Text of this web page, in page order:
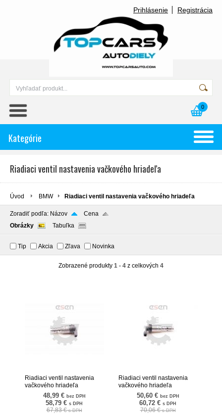
Prihlásenie Registrácia
0
Kategórie
Riadiaci ventil nastavenia vačkového hriadeľa
Úvod BMW Riadiaci ventil nastavenia vačkového hriadeľa
Zoradiť podľa: Názov
Cena
Obrázky
Tabuľka
Tip Akcia Zľava Novinka
Zobrazené produkty 1 - 4 z celkových 4
Riadiaci ventil nastavenia
vačkového hriadeľa
11367560462 39SKV013
48,99 € bez DPH
58,79 € s DPH
67,83 €s DPH
Riadiaci ventil nastavenia
vačkového hriadeľa
11367585425 39SKV012
50,60 € bez DPH
60,72 € s DPH
70,06 €s DPH